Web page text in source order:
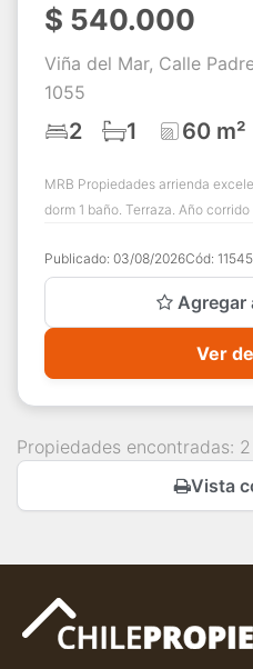
$ 540.000
Viña del Mar, Calle
1055
2 1 60 m²
MRB Propiedades arrienda
dorm 1 baño. Terraza. Año
Publicado: 03/08/2026Cód:
Agregar
Ver
Propiedades encontradas: 2
Vista